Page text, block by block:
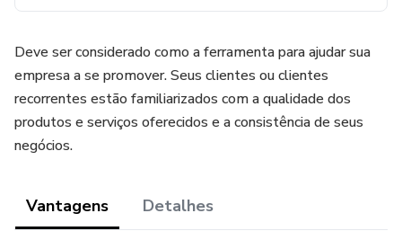
Deve ser considerado como a ferramenta para ajudar sua
empresa a se promover. Seus clientes ou clientes
recorrentes estão familiarizados com a qualidade dos
produtos e serviços oferecidos e a consistência de seus
negócios.
Vantagens Detalhes